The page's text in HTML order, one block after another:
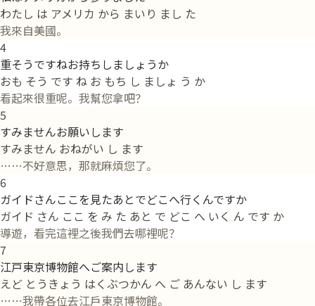
わたし は アメリカ から まいり まし た
我來自美國。
4
重そうですねお持ちしましょうか
おも そう です ね お もち し ましょ う か
看起來很重呢。我幫您拿吧？
5
すみませんお願いします
すみません おねがい し ます
……不好意思，那就麻煩您了。
6
ガイドさんここを見たあとでどこへ行くんですか
ガイド さん ここ を み た あと で どこ へ いく ん です か
導遊，看完這裡之後我們去哪裡呢？
7
江戸東京博物館へご案内します
えど とうきょう はくぶつかん へ ご あんない し ます
……我帶各位去江戶東京博物館。